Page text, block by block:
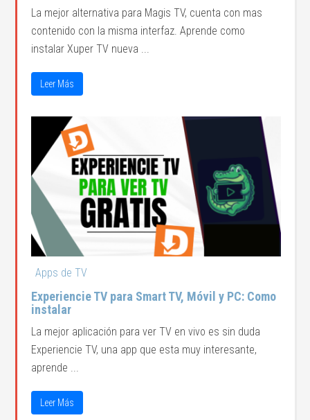
La mejor alternativa para Magis TV, cuenta con mas
contenido con la misma interfaz. Aprende como
instalar Xuper TV nueva ...
Leer Más
Apps de TV
Experiencie TV para Smart TV, Móvil y PC: Como
instalar
La mejor aplicación para ver TV en vivo es sin duda
Experiencie TV, una app que esta muy interesante,
aprende ...
Leer Más